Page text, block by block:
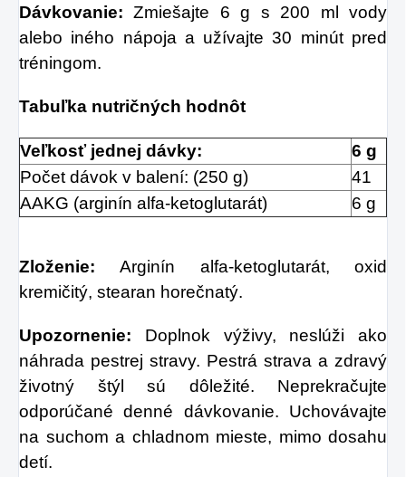
Dávkovanie:Zmiešajte 6 g s 200 ml vody
alebo iného nápoja a užívajte 30 minút pred
tréningom.
Tabuľka nutričných hodnôt
Veľkosť jednej dávky:
6 g
Počet dávok v balení: (250 g)
41
AAKG (arginín alfa-ketoglutarát)
6 g
Zloženie:Arginín alfa-ketoglutarát, oxid
kremičitý, stearan horečnatý.
Upozornenie: Doplnok výživy, neslúži ako
náhrada pestrej stravy. Pestrá strava a zdravý
životný štýl sú dôležité. Neprekračujte
odporúčané denné dávkovanie. Uchovávajte
na suchom a chladnom mieste, mimo dosahu
detí.